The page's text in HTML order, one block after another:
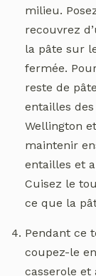
milieu.
recouvrez
la pâte sur
fermée.
reste de
entailles
Wellington
maintenir
entailles et
Cuisez le
ce que la
Pendant ce
coupez-le
casserole et